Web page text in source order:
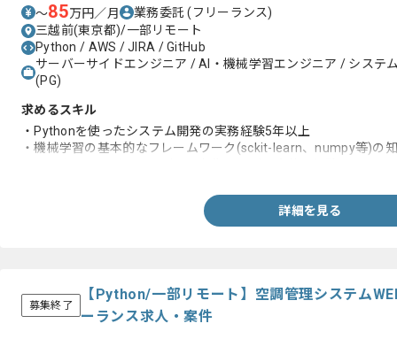
〜85万円／月 業務委託(フリーランス)
三越前(東京都)/一部リモート
Python / AWS / JIRA / GitHub
サーバーサイドエンジニア / AI・機械学習エンジニア / システ
(PG)
求めるスキル
・Pythonを使ったシステム開発の実務経験5年以上
・機械学習の基本的なフレームワーク(sckit-learn、numpy等)の
詳細を見る
募集終了
【Python/一部リモート】空調管理システム
ーランス求人・案件